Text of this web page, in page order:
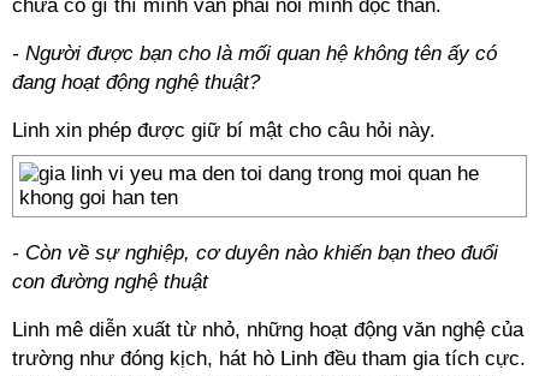
chưa có gì thì mình vẫn phải nói mình độc thân.
- Người được bạn cho là mối quan hệ không tên ấy có
đang hoạt động nghệ thuật?
Linh xin phép được giữ bí mật cho câu hỏi này.
- Còn về sự nghiệp, cơ duyên nào khiến bạn theo đuổi
con đường nghệ thuật
Linh mê diễn xuất từ nhỏ, những hoạt động văn nghệ của
trường như đóng kịch, hát hò Linh đều tham gia tích cực.